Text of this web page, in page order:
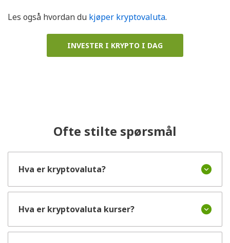
Les også hvordan du kjøper kryptovaluta.
INVESTER I KRYPTO I DAG
Ofte stilte spørsmål
Hva er kryptovaluta?
Hva er kryptovaluta kurser?